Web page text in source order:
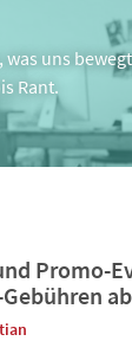
MEDIA
TEAM
BLOG
uns
Rant.
Promo-